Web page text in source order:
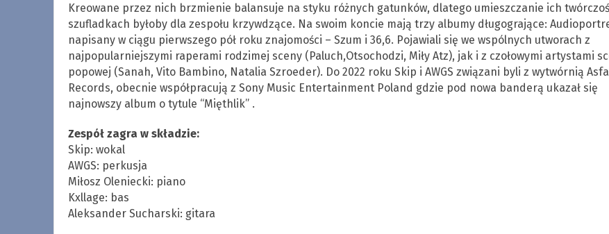
Kreowane przez nich brzmienie balansuje na styku różnych gatunków, dlatego umieszczanie ich
szufladkach byłoby dla zespołu krzywdzące. Na swoim koncie mają trzy albumy długogrające:
napisany w ciągu pierwszego pół roku znajomości – Szum i 36,6. Pojawiali się we wspólnych utworach z
najpopularniejszymi raperami rodzimej sceny (Paluch,Otsochodzi, Miły Atz), jak i z czołowymi artystami
popowej (Sanah, Vito Bambino, Natalia Szroeder). Do 2022 roku Skip i AWGS związani byli z wytwórnią
Records, obecnie współpracują z Sony Music Entertainment Poland gdzie pod nowa banderą ukazał się
najnowszy album o tytule “Mięthlik” .
Zespół zagra w składzie:
Skip: wokal
AWGS: perkusja
Miłosz Oleniecki: piano
Kxllage: bas
Aleksander Sucharski: gitara